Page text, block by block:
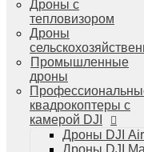
Подавители БПЛА
Комплектующие
Зарядные
Пульты
Кейсы для
Дроны с
тепловизором
Дроны
Промышленные
дроны
квадрокоптеры с
камерой DJI
Дроны DJI
Дроны DJI